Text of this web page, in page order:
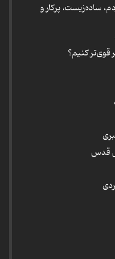
ساده‌زیست، پرکار و
قدس